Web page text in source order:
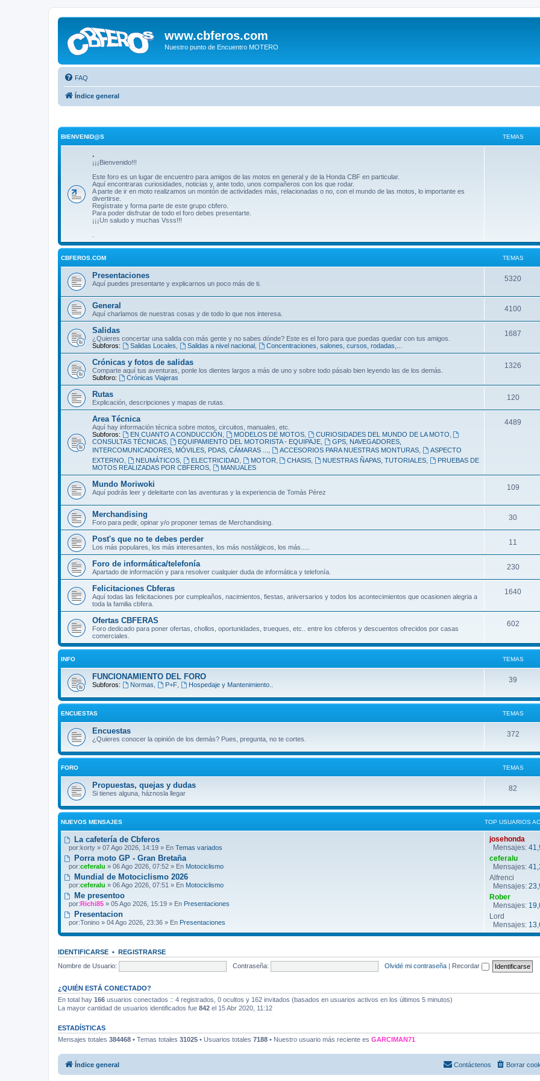
www.cbferos.com
Nuestro punto de Encuentro MOTERO
FAQ
Índice general
BIENVENID@S TEMAS
.
¡¡¡Bienvenido!!!
Este foro es un lugar de encuentro para amigos de las motos en general y de la Honda CBF en particular.
Aquí encontraras curiosidades, noticias y, ante todo, unos compañeros con los que rodar.
A parte de ir en moto realizamos un montón de actividades más, relacionadas o no, con el mundo de las motos, lo importante es
divertirse.
Regístrate y forma parte de este grupo cbfero.
Para poder disfrutar de todo el foro debes presentarte.
¡¡¡Un saludo y muchas Vsss!!!
CBFEROS.COM TEMAS
Presentaciones
Aquí puedes presentarte y explicarnos un poco más de ti.
5320
General
Aquí charlamos de nuestras cosas y de todo lo que nos interesa.
4100
Salidas
¿Quieres concertar una salida con más gente y no sabes dónde? Este es el foro para que puedas quedar con tus amigos.
Subforos:
Salidas Locales Salidas a nivel nacional, Concentraciones, salones, cursos, rodadas,...
1687
Crónicas y fotos de salidas
Comparte aquí tus aventuras, ponle los dientes largos a más de uno y sobre todo pásalo bien leyendo las de los demás.
Subforo:
Crónicas Viajeras
1326
Rutas
Explicación, descripciones y mapas de rutas.
120
Area Técnica
Aquí hay información técnica sobre motos, circuitos, manuales, etc.
Subforos:
EN CUANTO A CONDUCCIÓN MODELOS DE MOTOS, CURIOSIDADES DEL MUNDO DE LA MOTO
CONSULTAS TÉCNICAS
EQUIPAMIENTO DEL MOTORISTA - EQUIPAJE,
GPS, NAVEGADORES,
INTERCOMUNICADORES, MÓVILES, PDAS, CÁMARAS ...
ACCESORIOS PARA NUESTRAS MONTURAS,
ASPECTO
EXTERNO
NEUMÁTICOS, ELECTRICIDAD, MOTOR CHASIS NUESTRAS ÑAPAS, TUTORIALES
PRUEBAS DE
MOTOS REALIZADAS POR CBFEROS
MANUALES
4489
Mundo Moriwoki
Aquí podrás leer y deleitarte con las aventuras y la experiencia de Tomás Pérez
109
Merchandising
Foro para pedir, opinar y/o proponer temas de Merchandising.
30
Post's que no te debes perder
Los más populares, los más interesantes, los más nostálgicos, los más.....
11
Foro de informática/telefonía
Apartado de información y para resolver cualquier duda de informática y telefonía.
230
Felicitaciones Cbferas
Aquí todas las felicitaciones por cumpleaños, nacimientos, fiestas, aniversarios y todos los acontecimientos que ocasionen alegria a
toda la familia cbfera.
1640
Ofertas CBFERAS
Foro dedicado para poner ofertas, chollos, oportunidades, trueques, etc.. entre los cbferos y descuentos ofrecidos por casas
comerciales.
602
INFO TEMAS
FUNCIONAMIENTO DEL FORO
Subforos: Normas P+F, Hospedaje y Mantenimiento..
39
ENCUESTAS TEMAS
Encuestas
¿Quieres conocer la opinión de los demás? Pues, pregunta, no te cortes.
372
FORO TEMAS
Propuestas, quejas y dudas
Si tienes alguna, háznosla llegar
82
NUEVOS MENSAJES TOP USUARIOS
La cafetería de Cbferos
por:korty » 07 Ago 2026, 14:19 » En Temas variados
Porra moto GP - Gran Bretaña
por:ceferalu » 06 Ago 2026, 07:52 » En Motociclismo
Mundial de Motociclismo 2026
por:ceferalu » 06 Ago 2026, 07:51 » En Motociclismo
Me presentoo
por:Richi85 » 05 Ago 2026, 15:19 » En Presentaciones
Presentacion
por:Tonino » 04 Ago 2026, 23:36 » En Presentaciones
josehonda
Mensajes:
ceferalu
Mensajes:
Alfrenci
Mensajes:
Rober
Mensajes:
Lord
Mensajes:
IDENTIFICARSE • REGISTRARSE
Nombre de Usuario:
Contraseña: Olvidé mi contraseña | Recordar
¿QUIÉN ESTÁ CONECTADO?
En total hay 166 usuarios conectados :: 4 registrados, 0 ocultos y 162 invitados (basados en usuarios activos en los últimos 5 minutos)
La mayor cantidad de usuarios identificados fue 842 el 15 Abr 2020, 11:12
ESTADÍSTICAS
Mensajes totales 384468 • Temas totales 31025 • Usuarios totales 7188 • Nuestro usuario más reciente es GARCIMAN71
Índice general Borrar
Contáctenos